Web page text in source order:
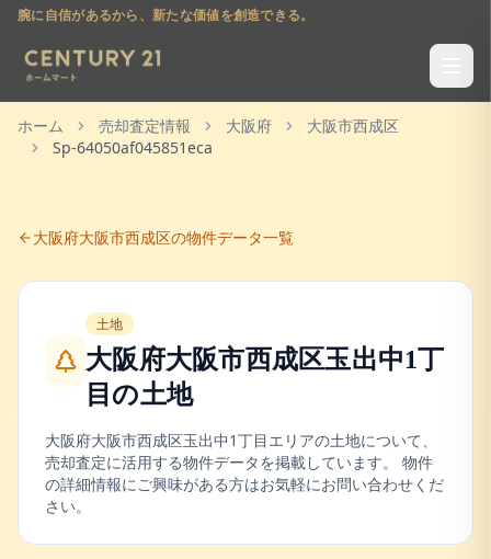
腕に自信があるから、新たな価値を創造できる。
ホーム 売却査定情報 大阪府
大阪市西成区
Sp-64050af045851eca
大阪府大阪市西成区の物件データ一覧
土地
大阪府大阪市西成区玉出中1丁
目 の土地
大阪府大阪市西成区玉出中1丁目エリアの土地について、
売却査定に活用する物件データを掲載しています。 物件
の詳細情報にご興味がある方はお気軽にお問い合わせくだ
さい。